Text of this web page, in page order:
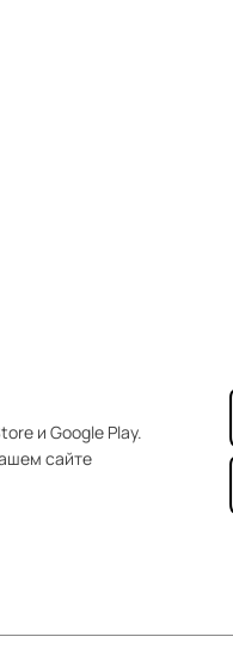
и Google Play.
сайте